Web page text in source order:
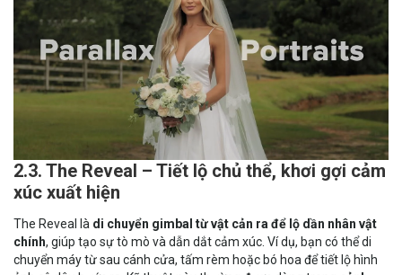
2.3. The Reveal – Tiết lộ chủ thể, khơi gợi cảm
xúc xuất hiện
The Reveal là di chuyển gimbal từ vật cản ra để lộ dần nhân vật
chính, giúp tạo sự tò mò và dẫn dắt cảm xúc. Ví dụ, bạn có thể di
chuyển máy từ sau cánh cửa, tấm rèm hoặc bó hoa để tiết lộ hình